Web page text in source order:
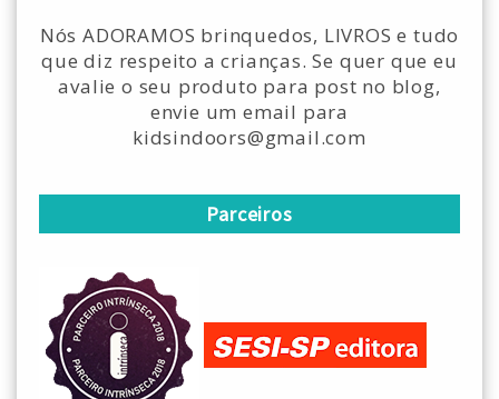
Nós ADORAMOS brinquedos, LIVROS e tudo
que diz respeito a crianças. Se quer que eu
avalie o seu produto para post no blog,
envie um email para
kidsindoors@gmail.com
Parceiros